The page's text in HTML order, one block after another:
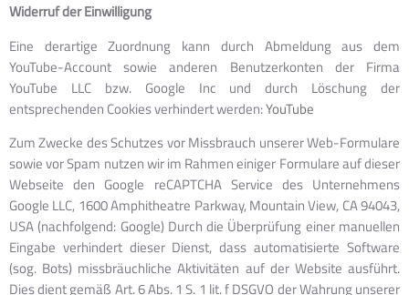
Widerruf der Einwilligung
Eine derartige Zuordnung kann durch Abmeldung aus dem
YouTube-Account sowie anderen Benutzerkonten der Firma
YouTube LLC bzw. Google Inc und durch Löschung der
entsprechenden Cookies verhindert werden:YouTube
Zum Zwecke des Schutzes vor Missbrauch unserer Web-Formulare
sowie vor Spam nutzen wir im Rahmen einiger Formulare auf dieser
Webseite den Google reCAPTCHA Service des Unternehmens
Google LLC, 1600 Amphitheatre Parkway, Mountain View, CA 94043,
USA (nachfolgend: Google) Durch die Überprüfung einer manuellen
Eingabe verhindert dieser Dienst, dass automatisierte Software
(sog. Bots) missbräuchliche Aktivitäten auf der Website ausführt.
Dies dient gemäß Art. 6 Abs. 1 S. 1 lit. f DSGVO der Wahrung unserer